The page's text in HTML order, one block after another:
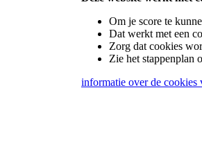
Om je score te
Dat werkt met een
Zorg dat cookies
Zie het stappenplan
informatie over de cookies